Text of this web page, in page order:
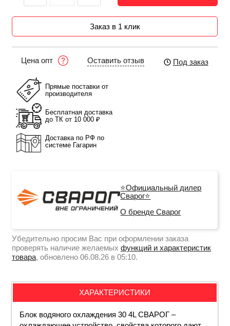
Заказ в 1 клик
Цена опт Оставить отзыв Под заказ
Прямые поставки от
производителя
Бесплатная доставка
до ТК от 10 000 ₽
Доставка по РФ по
системе Гагарин
⭐Официальный дилер
Сварог⭐
О бренде Сварог
Убедительно просим Вас при оформлении заказа
проверять наличие желаемых функций и характеристик
товара, обновлено 06.08.26 в 05:10.
ХАРАКТЕРИСТИКИ
Блок водяного охлаждения 30 4L СВАРОГ –